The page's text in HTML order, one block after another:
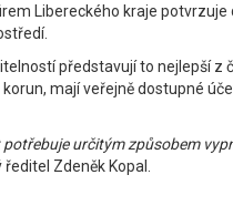
Libereckého kraje
představují to nejlepší z
mají veřejně dostupné
určitým způsobem
Zdeněk Kopal.